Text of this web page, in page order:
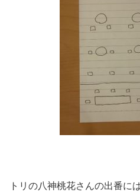
トリの八神桃花さんの出番に